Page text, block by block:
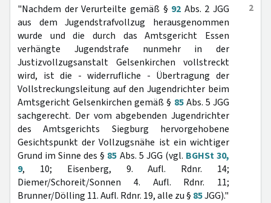
2
"Nachdem der Verurteilte gemäß § 92 Abs. 2 JGG
aus dem Jugendstrafvollzug herausgenommen
wurde und die durch das Amtsgericht Essen
verhängte Jugendstrafe nunmehr in der
Justizvollzugsanstalt Gelsenkirchen vollstreckt
wird, ist die - widerrufliche - Übertragung der
Vollstreckungsleitung auf den Jugendrichter beim
Amtsgericht Gelsenkirchen gemäß § 85Abs. 5 JGG
sachgerecht. Der vom abgebenden Jugendrichter
des Amtsgerichts Siegburg hervorgehobene
Gesichtspunkt der Vollzugsnähe ist ein wichtiger
Grund im Sinne des § 85 Abs. 5 JGG (vgl. BGHSt 30,
9, 10; Eisenberg, 9. Aufl. Rdnr. 14;
Diemer/Schoreit/Sonnen 4. Aufl. Rdnr. 11;
Brunner/Dölling 11. Aufl. Rdnr. 19, alle zu § 85JGG)."